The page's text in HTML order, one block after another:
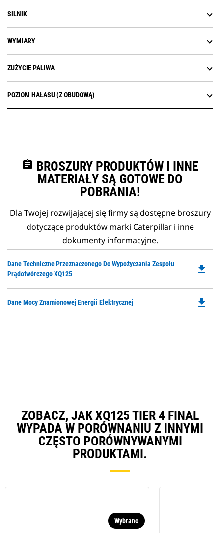
SILNIK
WYMIARY
ZUŻYCIE PALIWA
POZIOM HAŁASU (Z OBUDOWĄ)
assignment BROSZURY PRODUKTÓW I INNE
MATERIAŁY SĄ GOTOWE DO
POBRANIA!
Dla Twojej rozwijającej się firmy są dostępne broszury
dotyczące produktów marki Caterpillar i inne
dokumenty informacyjne.
Dane Techniczne Przeznaczonego Do Wypożyczania Zespołu
Prądotwórczego XQ125
file_download
Dane Mocy Znamionowej Energii Elektrycznej file_download
ZOBACZ, JAK XQ125 TIER 4 FINAL
WYPADA W PORÓWNANIU Z INNYMI
CZĘSTO PORÓWNYWANYMI
PRODUKTAMI.
Wybrano